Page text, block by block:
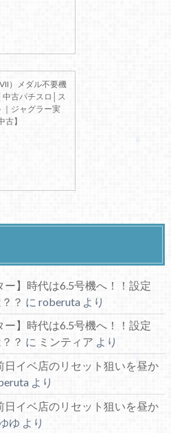
）メダル不要機
古パチスロ│ス
｜ジャグラー実
】
ー】時代は6.5号機へ！！設定
？ に roberutaより
ー】時代は6.5号機へ！！設定
？ に ミンティア より
日イベ店のリセット狙いを昼か
より
日イベ店のリセット狙いを昼か
ゆ より